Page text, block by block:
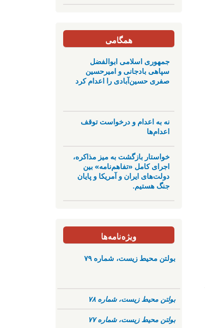
همگامی
جمهوری اسلامی ابوالفضل
سپاهی بادجانی و امیرحسین
صفری حسین‌آبادی را اعدام کرد
نه به اعدام و درخواست توقف
اعدام‌ها
خواستار بازگشت به میز مذاکره،
اجرای کامل «تفاهم‌نامه» بین
دولت‌های ایران و آمریکا و پایان
جنگ هستیم.
ویژه‌نامه‌ها
بولتن محیط زیست، شماره ۷۹
بولتن محیط زیست، شماره ۷۸
بولتن محیط زیست، شماره ۷۷